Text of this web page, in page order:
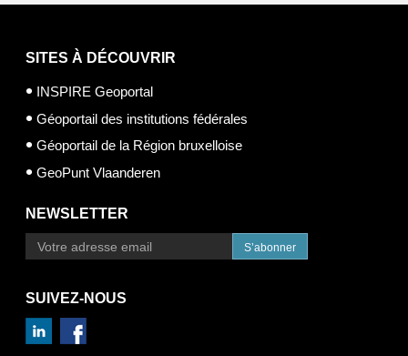
SITES À DÉCOUVRIR
INSPIRE Geoportal
Géoportail des institutions fédérales
Géoportail de la Région bruxelloise
GeoPunt Vlaanderen
NEWSLETTER
S’abonner
SUIVEZ-NOUS